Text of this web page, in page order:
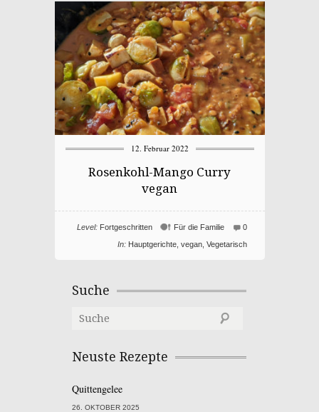
12. Februar 2022
Rosenkohl-Mango Curry
vegan
0
Für die Familie
Level: Fortgeschritten
In: Hauptgerichte, vegan, Vegetarisch
Suche
Neuste Rezepte
Quittengelee
26. OKTOBER 2025